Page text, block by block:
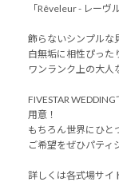
「Rêveleur - レーヴ
飾らないシンプルな
白無垢に相性ぴった
ワンランク上の大人
FIVESTAR
用意！
もちろん世界にひと
ご希望をぜひパティ
詳しくは各式場サイ